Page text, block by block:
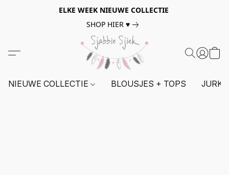
ELKE WEEK NIEUWE COLLECTIE
SHOP HIER ♥
NIEUWE COLLECTIE BLOUSJES + TOPS